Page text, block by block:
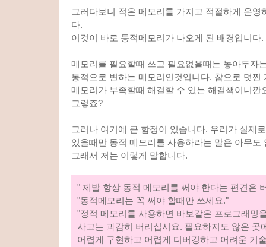
그러다보니 적은 메모리를 가지고 적절하게 운영
다.
이것이 바로 동적메모리가 나오게 된 배경입니다.
메모리를 필요할때 쓰고 필요없을때는 놓아두자
동적으로 변하는 메모리인것입니다. 참으로 멋찐
메모리가 부족할때 해결할 수 있는 해결책이니깐
그렇죠?
그러나 여기에 큰 함정이 있습니다. 우리가 실제
있을때만 동적 메모리를 사용하라는 말은 아무도
그래서 저는 이렇게 말합니다.
" 제발 항상 동적 메모리를 써야 한다는 편견은
"동적메모리는 꼭 써야 할때만 쓰세요."
"정적 메모리를 사용하면 바보같은 프로그래밍
사고는 과감히 버리십시요. 필요하지도 않은 곳
어렵게 구현하고 어렵게 디버깅하고 어려운 기